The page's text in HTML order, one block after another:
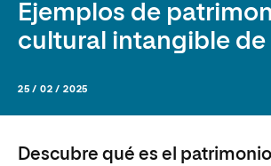
Ejemplos de
cultural intangible de
25 / 02 / 2025
Descubre qué es el